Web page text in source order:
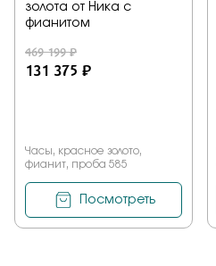
золота от Ника с
фианитом
469 199 ₽
131 375 ₽
Часы, красное золото,
фианит, проба 585
Посмотреть